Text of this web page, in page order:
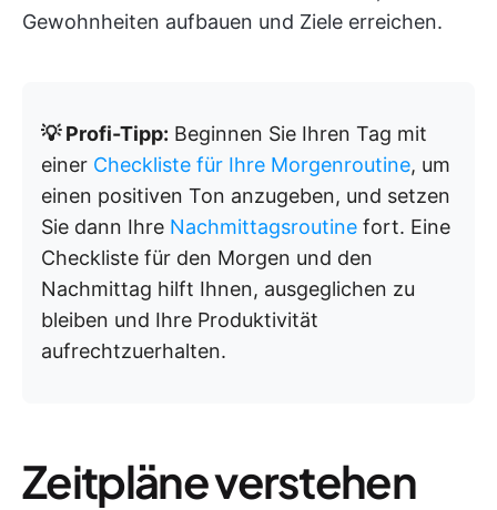
Gewohnheiten aufbauen und Ziele erreichen.
💡 Profi-Tipp: Beginnen Sie Ihren Tag mit
einer Checkliste für Ihre Morgenroutine, um
einen positiven Ton anzugeben, und setzen
Sie dann Ihre Nachmittagsroutine fort. Eine
Checkliste für den Morgen und den
Nachmittag hilft Ihnen, ausgeglichen zu
bleiben und Ihre Produktivität
aufrechtzuerhalten.
Zeitpläne verstehen